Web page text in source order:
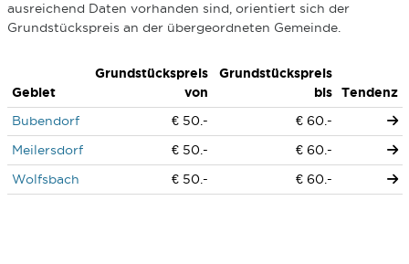
ausreichend Daten vorhanden sind, orientiert sich der
Grundstückspreis an der übergeordneten Gemeinde.
Gebiet
Grundstückspreis
von
Grundstückspreis
bis
Tendenz
Bubendorf
€ 50.-
€ 60.-
Meilersdorf
€ 50.-
€ 60.-
Wolfsbach
€ 50.- € 60.-